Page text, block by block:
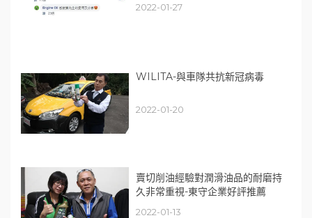
2022-01-27
WILITA-與車隊共抗新冠病毒
2022-01-20
賣切削油經驗對潤滑油品的耐磨持
久非常重視-東守企業好評推薦
2022-01-13